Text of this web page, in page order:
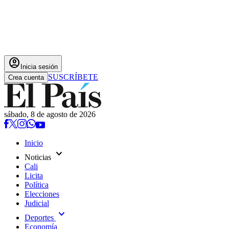
account_circle Inicia sesión
Crea cuenta SUSCRÍBETE
sábado, 8 de agosto de 2026
Inicio
Noticias expand_more
Cali
Licita
Política
Elecciones
Judicial
Deportes expand_more
Economía